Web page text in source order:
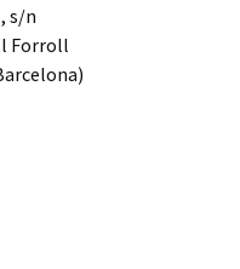
s/n
Forroll